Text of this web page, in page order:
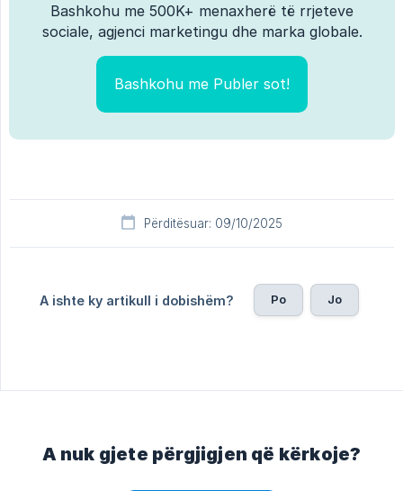
Bashkohu me 500K+ menaxherë të rrjeteve
sociale, agjenci marketingu dhe marka globale.
Bashkohu me Publer sot!
Përditësuar: 09/10/2025
A ishte ky artikull i dobishëm? Po Jo
A nuk gjete përgjigjen që kërkoje?